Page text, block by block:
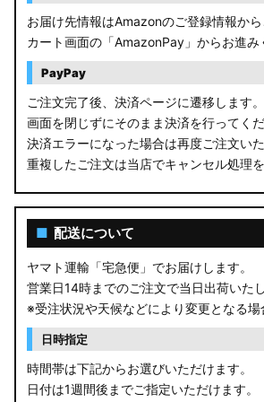
お届け先情報はAmazonのご登録情報から
カート画面の「AmazonPay」からお進み
PayPay
ご注文完了後、決済ページに遷移します。
画面を閉じずにそのまま決済を行ってくだ
決済エラーになった場合は再度ご注文い
重複したご注文は当店でキャンセル処理を
■ 配送について
ヤマト運輸「宅急便」でお届けします。
営業日14時までのご注文で当日出荷いたし
※受注状況や天候などにより変更となる場
日時指定
時間帯は下記からお選びいただけます。
日付は1週間後までご指定いただけます。